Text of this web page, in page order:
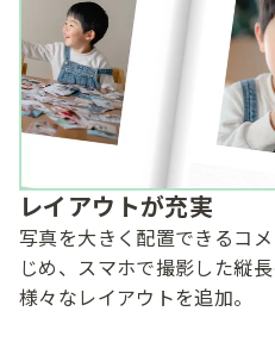
レイアウトが充実
写真を大きく配置できるコ
じめ、スマホで撮影した縦
様々なレイアウトを追加。